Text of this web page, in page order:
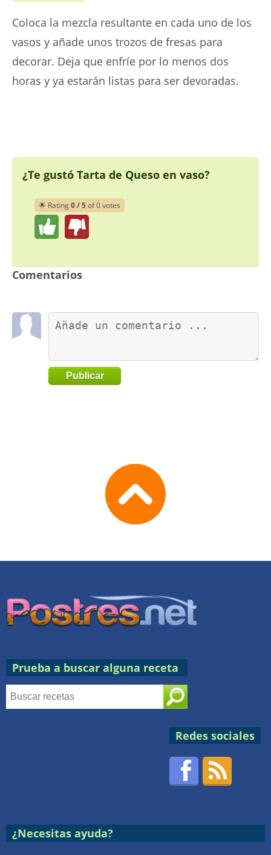
Coloca la mezcla resultante en cada uno de los
vasos y añade unos trozos de fresas para
decorar. Deja que enfríe por lo menos dos
horas y ya estarán listas para ser devoradas.
¿Te gustó Tarta de Queso en vaso?
🌟 Rating0 / 5of 0 votes
Comentarios
Publicar
Prueba a buscar alguna receta
Redes sociales
Facebook
¿Necesitas ayuda?